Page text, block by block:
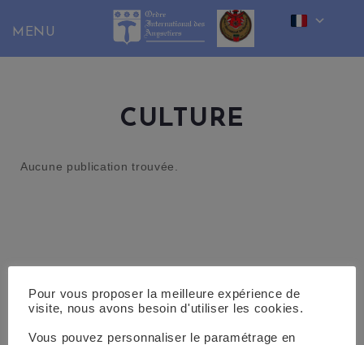
content
CULTURE
Aucune publication trouvée.
Pour vous proposer la meilleure expérience de
visite, nous avons besoin d'utiliser les cookies.
Vous pouvez personnaliser le paramétrage en